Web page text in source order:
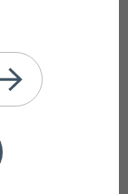
26/04/2022